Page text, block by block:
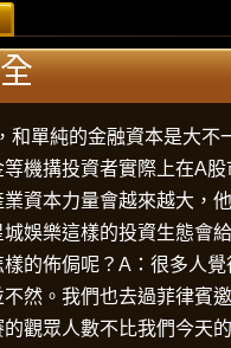
和單純的金融資本是大
等機搆投資者實際上在A
資本力量會越來越大，
城娛樂這樣的投資生態會
的佈侷呢？A：很多人
然。我們也去過菲律賓
觀眾人數不比我們今天